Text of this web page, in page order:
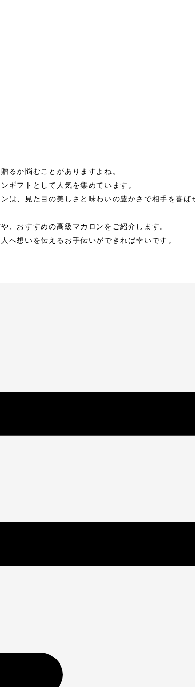
るか悩むことがありますよね。
ギフトとして人気を集めています。
は、見た目の美しさと味わいの豊かさで相手を喜ば
、おすすめの高級マカロンをご紹介します。
へ想いを伝えるお手伝いができれば幸いです。